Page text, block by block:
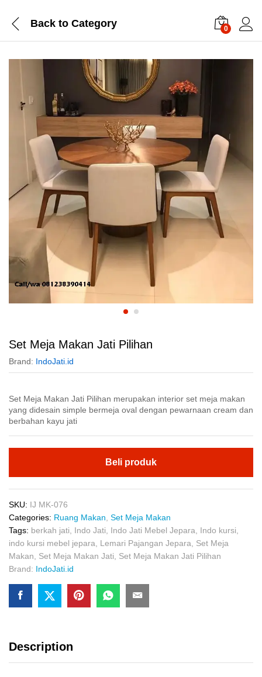
Back to Category 0
Set Meja Makan Jati Pilihan
Brand: IndoJati.id
Set Meja Makan Jati Pilihan merupakan interior set meja makan
yang didesain simple bermeja oval dengan pewarnaan cream dan
berbahan kayu jati
Beli produk
SKU: IJ MK-076
Categories: Ruang Makan Set Meja Makan
Tags: berkah jati Indo Jati Indo Jati Mebel Jepara Indo kursi
indo kursi mebel jepara
Lemari Pajangan Jepara
Set Meja
Makan
Set Meja Makan Jati
Set Meja Makan Jati Pilihan
Brand: IndoJati.id
Description